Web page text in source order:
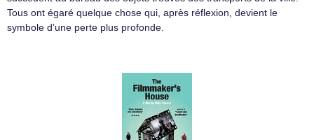
Tous ont égaré quelque chose qui, après réflexion, devient le
symbole d’une perte plus profonde.